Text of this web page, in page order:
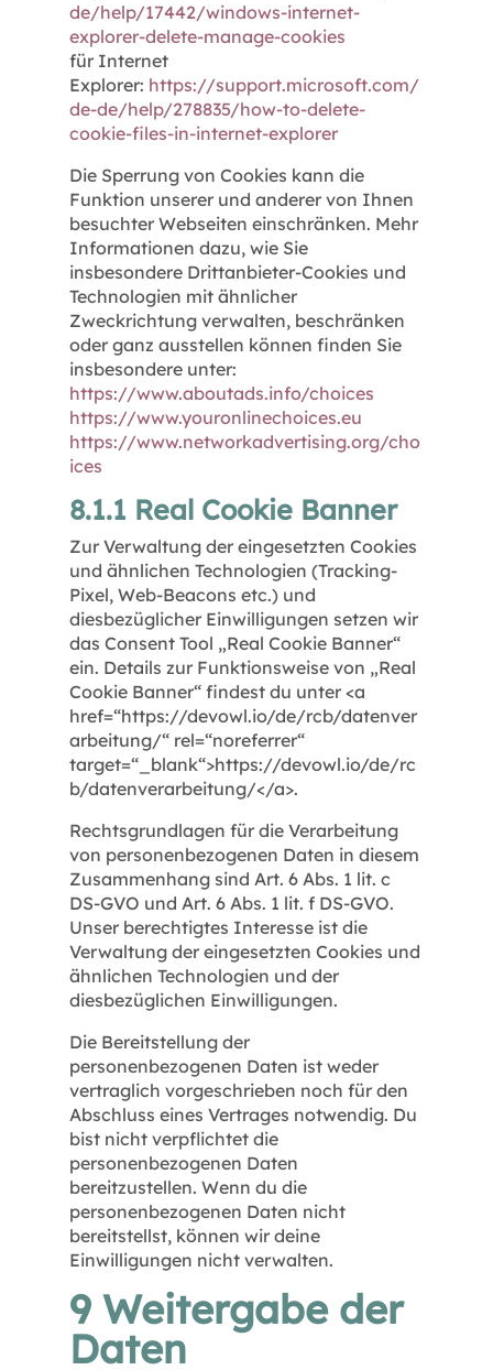
de/help/17442/windows-internet-
explorer-delete-manage-cookies
für Internet
Explorer: https://support.microsoft.com/
de-de/help/278835/how-to-delete-
cookie-files-in-internet-explorer
Die Sperrung von Cookies kann die
Funktion unserer und anderer von Ihnen
besuchter Webseiten einschränken. Mehr
Informationen dazu, wie Sie
insbesondere Drittanbieter-Cookies und
Technologien mit ähnlicher
Zweckrichtung verwalten, beschränken
oder ganz ausstellen können finden Sie
insbesondere unter:
https://www.aboutads.info/choices
https://www.youronlinechoices.eu
https://www.networkadvertising.org/cho
ices
8.1.1 Real Cookie Banner
Zur Verwaltung der eingesetzten Cookies
und ähnlichen Technologien (Tracking-
Pixel, Web-Beacons etc.) und
diesbezüglicher Einwilligungen setzen wir
das Consent Tool „Real Cookie Banner“
ein. Details zur Funktionsweise von „Real
Cookie Banner“ findest du unter <a
href=“https://devowl.io/de/rcb/datenver
arbeitung/“ rel=“noreferrer“
target=“_blank“>https://devowl.io/de/rc
b/datenverarbeitung/</a>.
Rechtsgrundlagen für die Verarbeitung
von personenbezogenen Daten in diesem
Zusammenhang sind Art. 6 Abs. 1 lit. c
DS-GVO und Art. 6 Abs. 1 lit. f DS-GVO.
Unser berechtigtes Interesse ist die
Verwaltung der eingesetzten Cookies und
ähnlichen Technologien und der
diesbezüglichen Einwilligungen.
Die Bereitstellung der
personenbezogenen Daten ist weder
vertraglich vorgeschrieben noch für den
Abschluss eines Vertrages notwendig. Du
bist nicht verpflichtet die
personenbezogenen Daten
bereitzustellen. Wenn du die
personenbezogenen Daten nicht
bereitstellst, können wir deine
Einwilligungen nicht verwalten.
9 Weitergabe der
Daten